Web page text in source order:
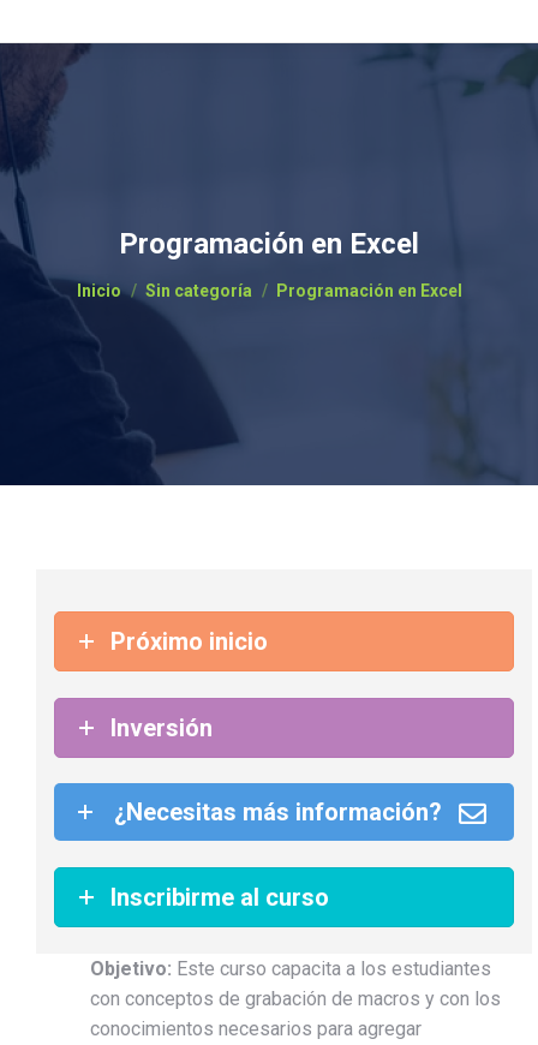
Programación en Excel
Estás aquí:
Inicio Sin categoría Programación en Excel
Próximo inicio
Inversión
¿Necesitas más información?
Inscribirme al curso
Objetivo: Este curso capacita a los estudiantes
con conceptos de grabación de macros y con los
conocimientos necesarios para agregar